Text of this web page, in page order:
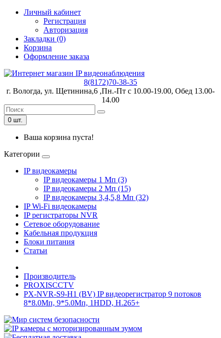
Личный кабинет
Регистрация
Авторизация
Закладки (0)
Корзина
Оформление заказа
8(8172)70-38-35
г. Вологда, ул. Щетинина,6 ,Пн.-Пт с 10.00-19.00, Обед 13.00-
14.00
0 шт.
Ваша корзина пуста!
Категории
IP видеокамеры
IP видеокамеры 1 Мп (3)
IP видеокамеры 2 Мп (15)
IP видеокамеры 3,4,5,8 Мп (32)
IP Wi-Fi видеокамеры
IP регистраторы NVR
Сетевое оборудование
Кабельная продукция
Блоки питания
Статьи
Производитель
PROXISCCTV
PX-NVR-S9-H1 (BV) IP видеорегистратор 9 потоков
8*8.0Мп, 9*5.0Мп, 1HDD, H.265+